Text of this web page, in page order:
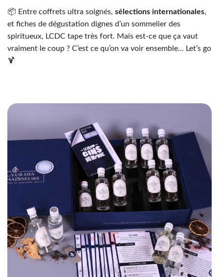
📦 Entre coffrets ultra soignés, sélections internationales,
et fiches de dégustation dignes d’un sommelier des
spiritueux, LCDC tape très fort. Mais est-ce que ça vaut
vraiment le coup ? C’est ce qu’on va voir ensemble… Let’s go
🍹